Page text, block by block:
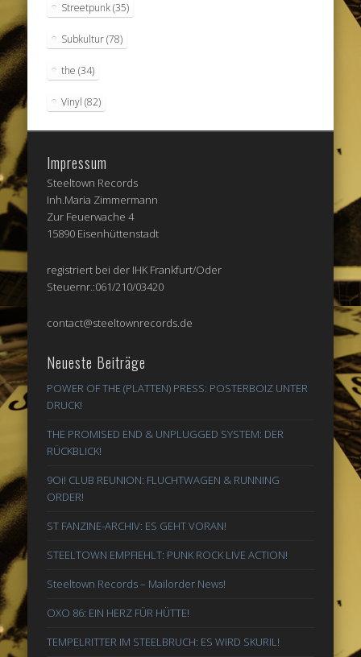
Streetpunk(35)
Subkultur(78)
the (34)
Vinyl (82)
Impressum
Steeltown Records
Inh.Maria Zimmermann
Zur Feuerwache 4
15890 Eisenhüttenstadt
registriert bei der IHK Frankfurt/Oder
Steuernr.:061/210/03420
contact@steeltownrecords.de
Neueste Beiträge
POWER OF THE (PLATTEN) PRESS: POSTERBOIZ UNTER
DRUCK!
THE PROMISED END & UNPLUGGED SYSTEM: DER
RÜCKBLICK!
9Oi! CLUB REUNION: FLUCHTWAGEN & RUNNING
ORDER!
ST FANZINE-ARCHIV: ES GEHT VORAN!
STEELTOWN EMPFIEHLT: PUNK ROCK LIVE ACTION!
Steeltown Records – Mailorder News!
OXO 86: EIN HERZ FÜR HÜTTE!
TEMPELRITTER IM STEELBRUCH: ES WIRD SKURIL!